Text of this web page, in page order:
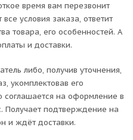
время вам перезвонит
условия заказа, ответит
товара, его особенностей. А
и доставки.
либо, получив уточнения,
укомплектовав его
на оформление в
Получает подтверждение на
и ждёт доставки.